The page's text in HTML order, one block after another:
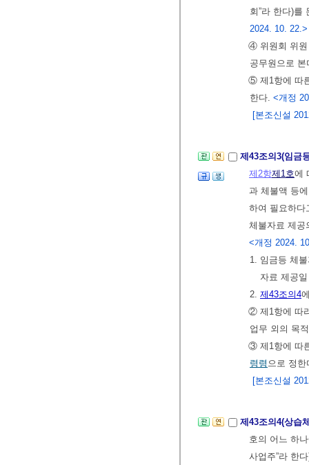
회”라 한다)를
2024. 10. 22.>
④ 위원회 위원
공무원으로
⑤ 제1항에 따
한다. <개정
[본조신설
제43조의3(임금
제2항제1호에
과 체불액 등
하여 필요하다
체불자료 제
<개정 2024.
1. 임금등 체
자료 제공
2. 제43조의4
② 제1항에 따
업무 외의 목
③ 제1항에 따
령령 으로 정한
[본조신설
제43조의4(상습
호의 어느 하
사업주”라 한